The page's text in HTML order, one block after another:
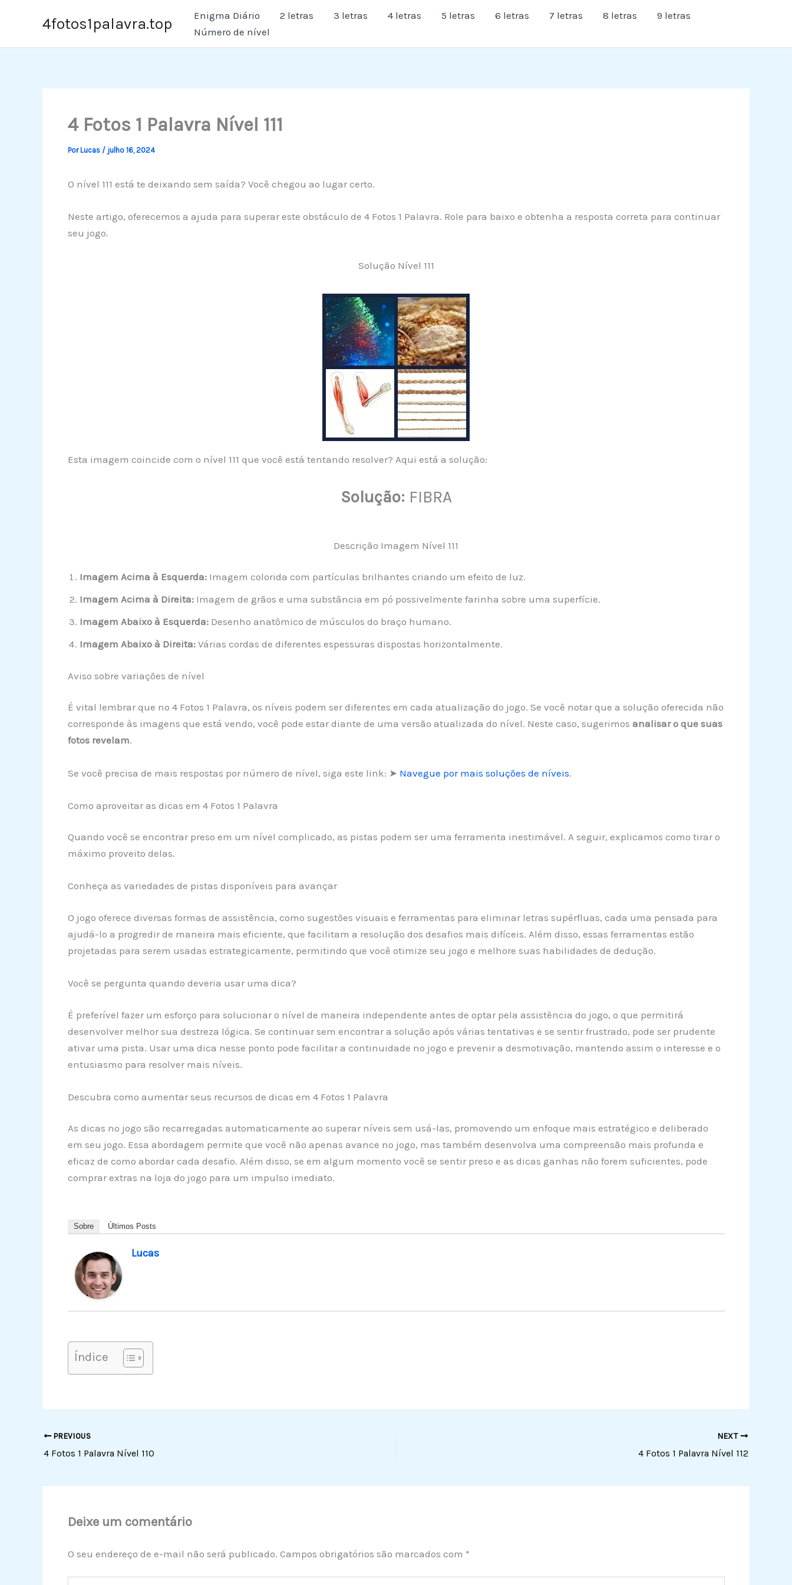
4fotos1palavra.top Enigma Diário 2 letras 3 letras 4 letras 5 letras 6 letras 7 letras 8 letras
9 letras
Número de nível
4 Fotos 1 Palavra Nível 111
PorLucas / julho 16, 2024
O nível 111 está te deixando sem saída? Você chegou ao lugar certo.
Neste artigo, oferecemos a ajuda para superar este obstáculo de 4 Fotos 1 Palavra. Role para baixo e obtenha a resposta correta para continuar
seu jogo.
Solução Nível 111
Esta imagem coincide com o nível 111 que você está tentando resolver? Aqui está a solução:
Solução: FIBRA
Descrição Imagem Nível 111
Imagem Acima à Esquerda:Imagem colorida com partículas brilhantes criando um efeito de luz.
Imagem Acima à Direita:Imagem de grãos e uma substância em pó possivelmente farinha sobre uma superfície.
Imagem Abaixo à Esquerda:Desenho anatômico de músculos do braço humano.
Imagem Abaixo à Direita:Várias cordas de diferentes espessuras dispostas horizontalmente.
Aviso sobre variações de nível
É vital lembrar que no 4 Fotos 1 Palavra, os níveis podem ser diferentes em cada atualização do jogo. Se você notar que a solução oferecida não
corresponde às imagens que está vendo, você pode estar diante de uma versão atualizada do nível. Neste caso, sugerimos analisar o que suas
fotos revelam.
Se você precisa de mais respostas por número de nível, siga este link: ➤ Navegue por mais soluções de níveis.
Como aproveitar as dicas em 4 Fotos 1 Palavra
Quando você se encontrar preso em um nível complicado, as pistas podem ser uma ferramenta inestimável. A seguir, explicamos como tirar o
máximo proveito delas.
Conheça as variedades de pistas disponíveis para avançar
O jogo oferece diversas formas de assistência, como sugestões visuais e ferramentas para eliminar letras supérfluas, cada uma pensada para
ajudá-lo a progredir de maneira mais eficiente, que facilitam a resolução dos desafios mais difíceis. Além disso, essas ferramentas estão
projetadas para serem usadas estrategicamente, permitindo que você otimize seu jogo e melhore suas habilidades de dedução.
Você se pergunta quando deveria usar uma dica?
É preferível fazer um esforço para solucionar o nível de maneira independente antes de optar pela assistência do jogo, o que permitirá
desenvolver melhor sua destreza lógica. Se continuar sem encontrar a solução após várias tentativas e se sentir frustrado, pode ser prudente
ativar uma pista. Usar uma dica nesse ponto pode facilitar a continuidade no jogo e prevenir a desmotivação, mantendo assim o interesse e o
entusiasmo para resolver mais níveis.
Descubra como aumentar seus recursos de dicas em 4 Fotos 1 Palavra
As dicas no jogo são recarregadas automaticamente ao superar níveis sem usá-las, promovendo um enfoque mais estratégico e deliberado
em seu jogo. Essa abordagem permite que você não apenas avance no jogo, mas também desenvolva uma compreensão mais profunda e
eficaz de como abordar cada desafio. Além disso, se em algum momento você se sentir preso e as dicas ganhas não forem suficientes, pode
comprar extras na loja do jogo para um impulso imediato.
Sobre Últimos Posts
Lucas
Índice
PREVIOUS
4 Fotos 1 Palavra Nível 110
NEXT
4 Fotos 1 Palavra Nível 112
Deixe um comentário
O seu endereço de e-mail não será publicado. Campos obrigatórios são marcados com *